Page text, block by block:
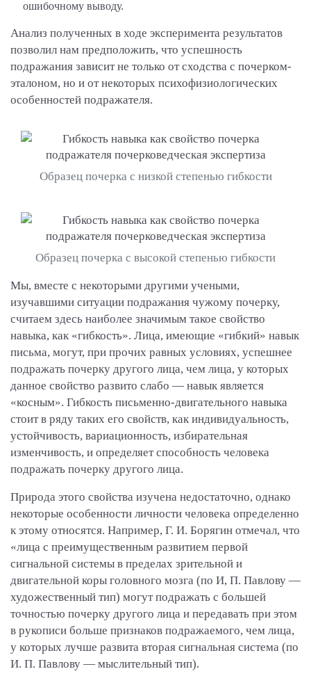
ошибочному выводу.
Анализ полученных в ходе эксперимента результатов
позволил нам предположить, что успешность
подражания зависит не только от сходства с почерком-
эталоном, но и от некоторых психофизиологических
особенностей подражателя.
Образец почерка с низкой степенью гибкости
Образец почерка с высокой степенью гибкости
Мы, вместе с некоторыми другими учеными,
изучавшими ситуации подражания чужому почерку,
считаем здесь наиболее значимым такое свойство
навыка, как «гибкость». Лица, имеющие «гибкий» навык
письма, могут, при прочих равных условиях, успешнее
подражать почерку другого лица, чем лица, у которых
данное свойство развито слабо — навык является
«косным». Гибкость письменно-двигательного навыка
стоит в ряду таких его свойств, как индивидуальность,
устойчивость, вариационность, избирательная
изменчивость, и определяет способность человека
подражать почерку другого лица.
Природа этого свойства изучена недостаточно, однако
некоторые особенности личности человека определенно
к этому относятся. Например, Г. И. Борягин отмечал, что
«лица с преимущественным развитием первой
сигнальной системы в пределах зрительной и
двигательной коры головного мозга (по И, П. Павлову —
художественный тип) могут подражать с большей
точностью почерку другого лица и передавать при этом
в рукописи больше признаков подражаемого, чем лица,
у которых лучше развита вторая сигнальная система (по
И. П. Павлову — мыслительный тип).